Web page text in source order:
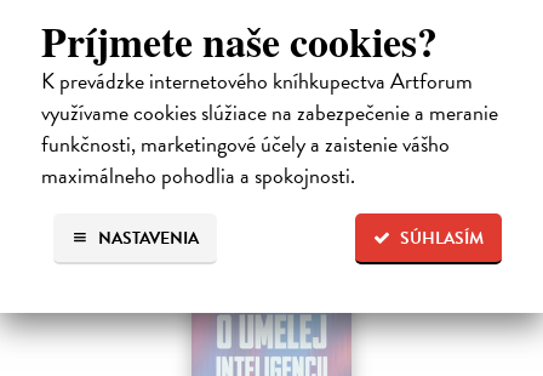
Príjmete naše cookies?
K prevádzke internetového kníhkupectva Artforum
využívame cookies slúžiace na zabezpečenie a meranie
funkčnosti, marketingové účely a zaistenie vášho
maximálneho pohodlia a spokojnosti.
SÚHLASÍM
NASTAVENIA
15,96 €